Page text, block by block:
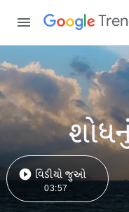
વિડીયો જુઓ
03:57